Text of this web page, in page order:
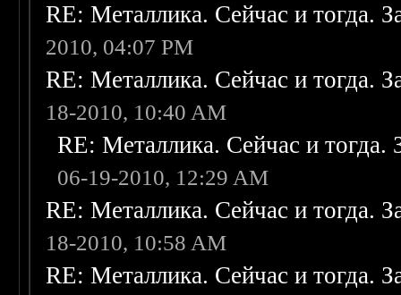
RE: Металлика. Сейчас и тогда.
2010, 04:07 PM
RE: Металлика. Сейчас и тогда.
18-2010, 10:40 AM
RE: Металлика. Сейчас и
06-19-2010, 12:29 AM
RE: Металлика. Сейчас и тогда.
18-2010, 10:58 AM
RE: Металлика. Сейчас и тогда.